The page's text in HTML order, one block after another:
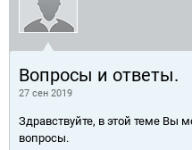
Вопросы и ответы.
27 сен 2019
Здравствуйте, в этой теме Вы
вопросы.